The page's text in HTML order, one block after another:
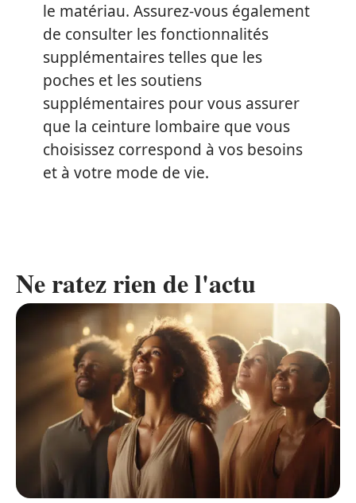
le matériau. Assurez-vous également
de consulter les fonctionnalités
supplémentaires telles que les
poches et les soutiens
supplémentaires pour vous assurer
que la ceinture lombaire que vous
choisissez correspond à vos besoins
et à votre mode de vie.
Ne ratez rien de l'actu